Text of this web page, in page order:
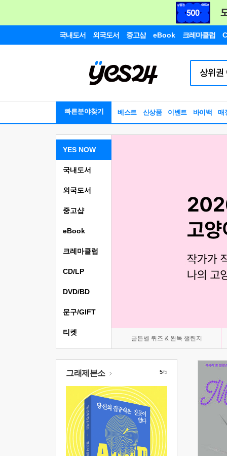
국내도서 외국도서 중고샵 eBook 크레마클럽
빠른분야찾기 베스트 신상품 이벤트 바이백 매
YES NOW
골든벨 퀴즈 & 완독 챌린지
국내도서
외국도서
중고샵
eBook
크레마클럽
CD/LP
DVD/BD
문구/GIFT
티켓
그래제본소 5/5